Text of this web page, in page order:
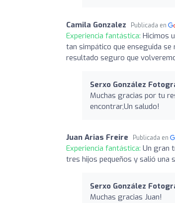
Camila Gonzalez Publicada en
Experiencia fantástica: Hicimos
tan simpático que enseguida
resultado seguro que
Serxo González
Muchas gracias por tu
encontrar,Un saludo!
Juan Arias Freire Publicada en
Experiencia fantástica: Un gran
tres hijos pequeños y salió una
Serxo González
Muchas gracias Juan!